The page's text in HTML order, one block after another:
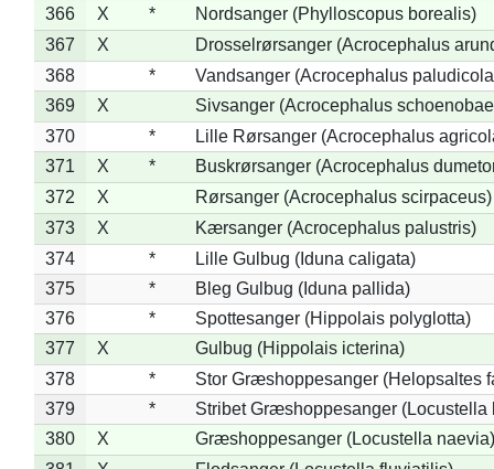
366
X *
Nordsanger (Phylloscopus borealis)
367
X
Drosselrørsanger (Acrocephalus
368
*
Vandsanger (Acrocephalus
369
X
Sivsanger (Acrocephalus
370
*
Lille Rørsanger (Acrocephalus
371
X *
Buskrørsanger (Acrocephalus
372
X
Rørsanger (Acrocephalus scirpaceus)
373
X
Kærsanger (Acrocephalus palustris)
374
*
Lille Gulbug (Iduna caligata)
375
*
Bleg Gulbug (Iduna pallida)
376
*
Spottesanger (Hippolais polyglotta)
377
X
Gulbug (Hippolais icterina)
378
*
Stor Græshoppesanger (Helopsaltes
379
*
Stribet Græshoppesanger (Locustella
380
X
Græshoppesanger (Locustella naevia)